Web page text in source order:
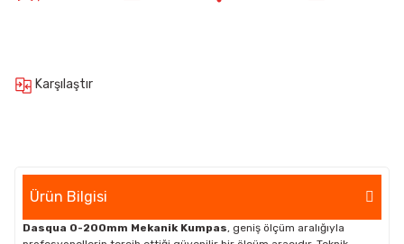
Karşılaştır
Ürün Bilgisi
Dasqua 0-200mm Mekanik Kumpas, geniş ölçüm aralığıyla